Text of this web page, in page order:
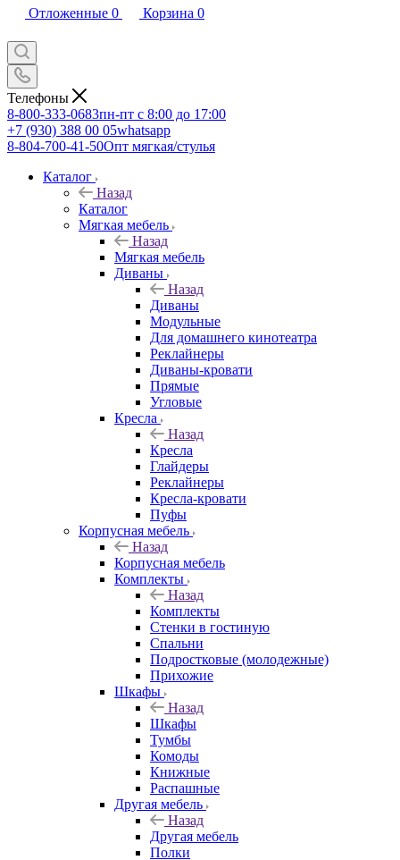
Отложенные 0 Корзина 0
Телефоны
8-800-333-0683пн-пт с 8:00 до 17:00
+7 (930) 388 00 05whatsapp
8-804-700-41-50Опт мягкая/стулья
Каталог
Назад
Каталог
Мягкая мебель
Назад
Мягкая мебель
Диваны
Назад
Диваны
Модульные
Для домашнего кинотеатра
Реклайнеры
Диваны-кровати
Прямые
Угловые
Кресла
Назад
Кресла
Глайдеры
Реклайнеры
Кресла-кровати
Пуфы
Корпусная мебель
Назад
Корпусная мебель
Комплекты
Назад
Комплекты
Стенки в гостиную
Спальни
Подростковые (молодежные)
Прихожие
Шкафы
Назад
Шкафы
Тумбы
Комоды
Книжные
Распашные
Другая мебель
Назад
Другая мебель
Полки